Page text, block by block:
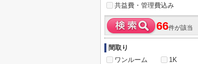
共益費・管理費込み
66件が該当
間取り
ワンルーム
1K